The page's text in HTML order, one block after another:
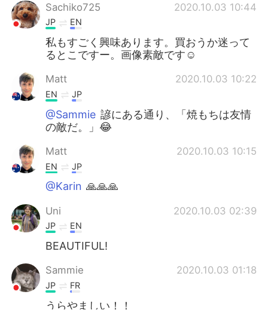
Sachiko725 2020.10.03 10:44
JP EN
私もすごく興味あります。買おうか迷って
るとこですー。画像素敵です☺️
Matt 2020.10.03 10:22
EN JP
@Sammie 諺にある通り、「焼もちは友情
の敵だ。」😂
Matt 2020.10.03 10:15
EN JP
@Karin 🙏🙏🙏
Uni 2020.10.03 02:39
JP EN
BEAUTIFUL!
Sammie 2020.10.03 01:18
JP FR
うらやましい！！